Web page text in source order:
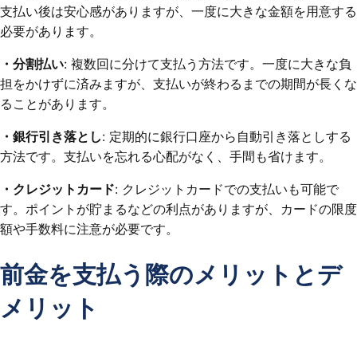
支払い後は安心感がありますが、一度に大きな金額を用意する
必要があります。
・分割払い: 複数回に分けて支払う方法です。一度に大きな負
担をかけずに済みますが、支払いが終わるまでの期間が長くな
ることがあります。
・銀行引き落とし: 定期的に銀行口座から自動引き落としする
方法です。支払いを忘れる心配がなく、手間も省けます。
・クレジットカード: クレジットカードでの支払いも可能で
す。ポイントが貯まるなどの利点がありますが、カードの限度
額や手数料に注意が必要です。
前金を支払う際のメリットとデ
メリット